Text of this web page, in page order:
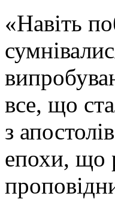
«Навіть
все, що
з
епохи, що